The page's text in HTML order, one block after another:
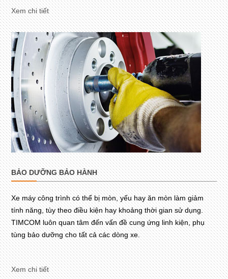
Xem chi tiết
BẢO DƯỠNG BẢO HÀNH
Xe máy công trình có thể bị mòn, yếu hay ăn mòn làm giảm
tính năng, tùy theo điều kiện hay khoảng thời gian sử dụng.
TIMCOM luôn quan tâm đến vấn đề cung ứng linh kiện, phụ
tùng bảo dưỡng cho tất cả các dòng xe.
Xem chi tiết